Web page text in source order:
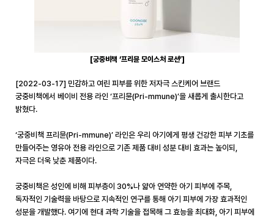
[궁중비책 ‘프리뮨 모이스처 로션’]
[2022-03-17] 민감하고 여린 피부를 위한 저자극 스킨케어 브랜드
궁중비책에서 베이비 전용 라인 ‘프리뮨(Pri-mmune)’을 새롭게 출시한다고
밝혔다.
‘궁중비책 프리뮨(Pri-mmune)’ 라인은 우리 아기에게 평생 건강한 피부 기초를
만들어주는 영유아 전용 라인으로 기존 제품 대비 성분 대비 효과는 높이되
자극은 더욱 낮춘 제품이다.
궁중비책은 성인에 비해 피부층이 30%나 얇아 연약한 아기 피부에 주목
독자적인 기술력을 바탕으로 지속적인 연구를 통해 아기 피부에 가장 효과적인
성분을 개발했다. 여기에 현대 과학 기술을 접목해 그 효능을 최대화 아기 피부에